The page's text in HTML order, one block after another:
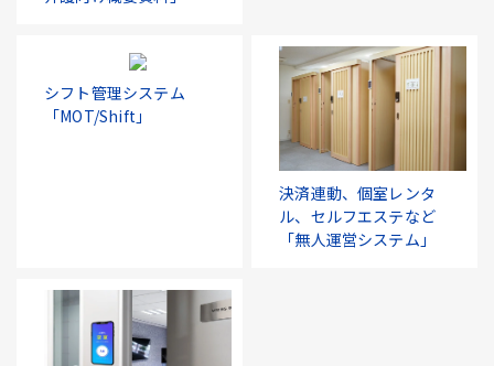
シフト管理システム
「MOT/Shift」
決済連動、個室レンタ
ル、セルフエステなど
「無人運営システム」